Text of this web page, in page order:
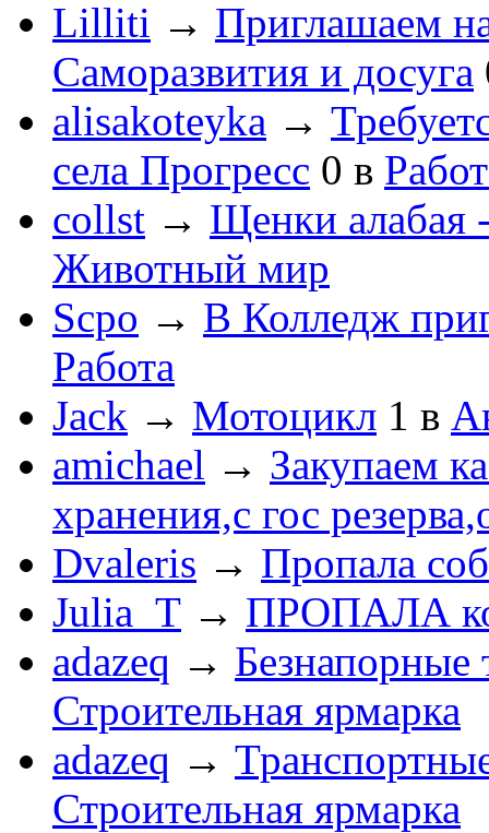
Lilliti → Приглашаем
Саморазвития и досуга
alisakoteyka →
села Прогресс 0 в
collst → Щенки алабая
Животный мир
Scpo → В Колледж
Работа
Jack → Мотоцикл 1 в
amichael → Закупаем
хранения,с гос
Dvaleris → Пропала
Julia_T → ПРОПАЛА
adazeq → Безнапорные
Строительная ярмарка
adazeq →
Строительная ярмарка